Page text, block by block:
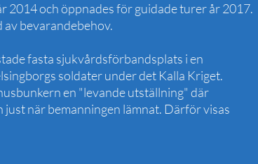
2014 och öppnades för guidade turer år 2017.
bevarandebehov.
fasta sjukvårdsförbandsplats i en
soldater under det Kalla Kriget.
en "levande utställning" där
när bemanningen lämnat. Därför visas